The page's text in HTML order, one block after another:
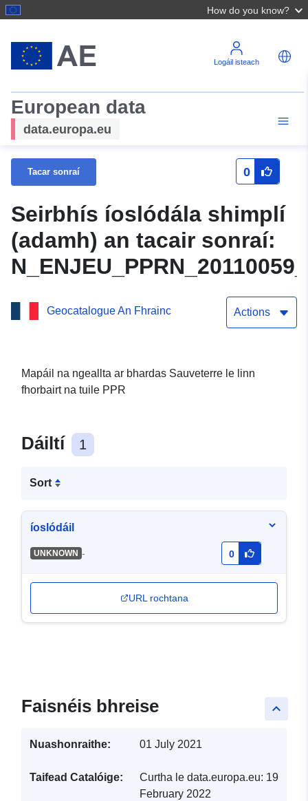
How do you know?
Logáil isteach
European data
data.europa.eu
Tacar sonraí 0
Seirbhís íoslódála shimplí
(adamh) an tacair sonraí:
Geocatalogue An Fhrainc Actions
Mapáil na ngeallta ar bhardas Sauveterre le linn
fhorbairt na tuile PPR
Dáiltí 1
Sort
íoslódáil
UNKNOWN - 0
URL rochtana
keyboard_arrow_up
Faisnéis bhreise
Nuashonraithe: 01 July 2021
Taifead Catalóige: Curtha le data.europa.eu: 19
February 2022